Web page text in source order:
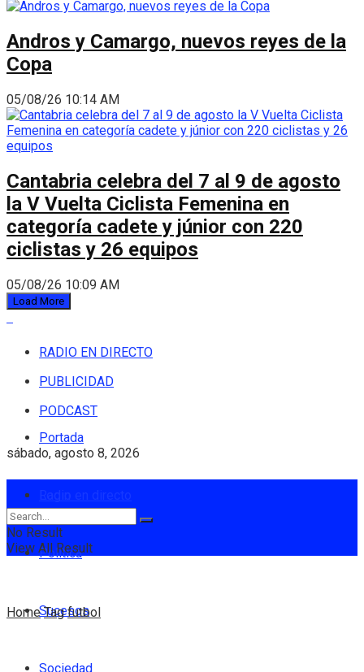
Andros y Camargo, nuevos reyes de la
Copa
05/08/26 10:14 AM
Cantabria celebra del 7 al 9 de agosto
la V Vuelta Ciclista Femenina en
categoría cadete y júnior con 220
ciclistas y 26 equipos
05/08/26 10:09 AM
Load More
RADIO EN DIRECTO
PUBLICIDAD
PODCAST
sábado, agosto 8, 2026
Portada
Política
Sucesos
Sociedad
No Result
View All Result
Home Tag futbol